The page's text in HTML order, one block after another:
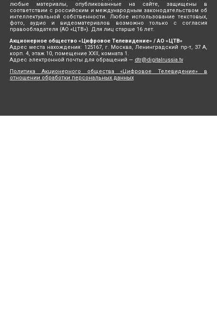
любые материалы, опубликованные на сайте, защищены в
соответствии с российским и международным законодательством об
интеллектуальной собственности. Любое использование текстовых,
фото, аудио и видеоматериалов возможно только с согласия
правообладателя (АО «ЦТВ»). Для лиц старше 16 лет.
Акционерное общество «Цифровое Телевидение» / АО «ЦТВ»
Адрес места нахождения: 125167, г. Москва, Ленинградский пр-т, 37 А,
корп. 4, этаж 10, помещение XXII, комната 1.
Адрес электронной почты для обращений — dtr@digitalrussia.tv
Политика Акционерного общества «Цифровое Телевидение» в
отношении обработки персональных данных